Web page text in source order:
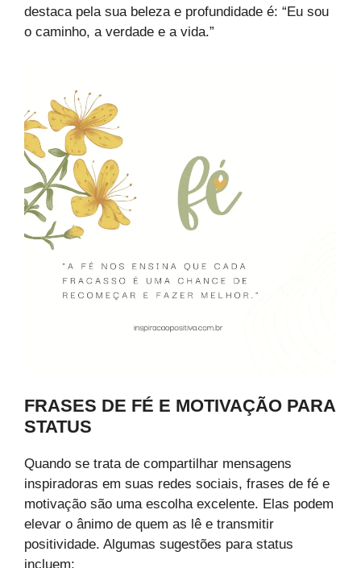
destaca pela sua beleza e profundidade é: “Eu sou
o caminho, a verdade e a vida.”
FRASES DE FÉ E MOTIVAÇÃO PARA
STATUS
Quando se trata de compartilhar mensagens
inspiradoras em suas redes sociais, frases de fé e
motivação são uma escolha excelente. Elas podem
elevar o ânimo de quem as lê e transmitir
positividade. Algumas sugestões para status
incluem: